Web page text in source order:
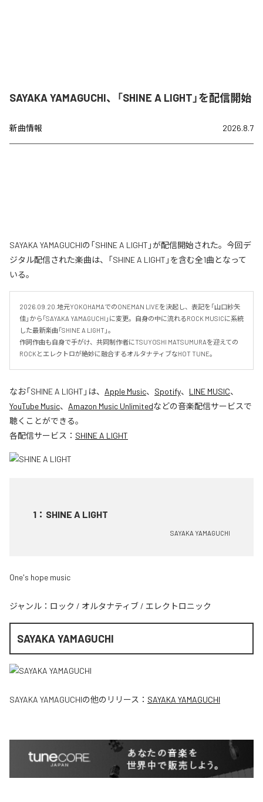
SAYAKA YAMAGUCHI、「SHINE A LIGHT」を配信開始
新曲情報 2026.8.7
SAYAKA YAMAGUCHIの「SHINE A LIGHT」が配信開始された。今回デ
ジタル配信された楽曲は、「SHINE A LIGHT」を含む全1曲となって
いる。
2026.09.20.地元YOKOHAMAでのONEMAN LIVEを決起し、表記を「山口紗矢
佳」から「SAYAKA YAMAGUCHI」に変更。自身の中に流れるROCK MUSICに系統
した最新楽曲「SHINE A LIGHT」。
作詞作曲も自身で手がけ、共同制作者にTSUYOSHI MATSUMURAを迎えての
ROCKとエレクトロが絶妙に融合するオルタナティブなHOT TUNE。
なお「SHINE A LIGHT 」は、 Apple Music、 Spotify、 LINE MUSIC、
YouTube Music、 Amazon Music Unlimitedなどの音楽配信サービスで
聴くことができる。
各配信サービス： SHINE A LIGHT
1 ： SHINE A LIGHT
SAYAKA YAMAGUCHI
One's hope music
ジャンル： ロック / オルタナティブ / エレクトロニック
SAYAKA YAMAGUCHI
SAYAKA YAMAGUCHIの他のリリース： SAYAKA YAMAGUCHI